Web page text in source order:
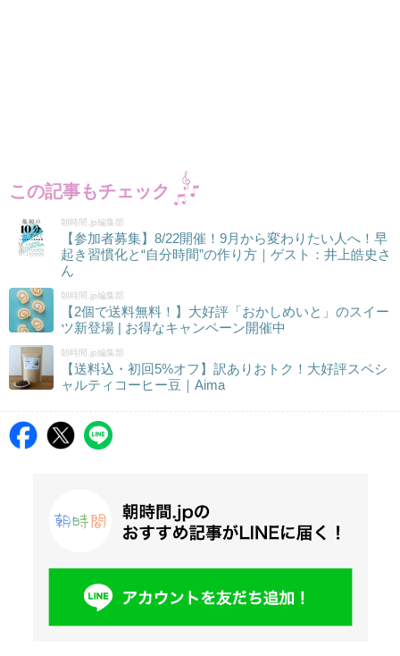
この記事もチェック
朝時間.jp編集部
【参加者募集】8/22開催！9月から変わりたい人へ！早
起き習慣化と“自分時間”の作り方｜ゲスト：井上皓史さ
ん
朝時間.jp編集部
【2個で送料無料！】大好評「おかしめいと」のスイー
ツ新登場 | お得なキャンペーン開催中
朝時間.jp編集部
【送料込・初回5%オフ】訳ありおトク！大好評スペシ
ャルティコーヒー豆｜Aima